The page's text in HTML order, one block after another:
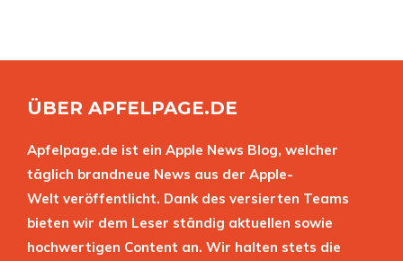
ÜBER APFELPAGE.DE
Apfelpage.de ist ein Apple News Blog, welcher
täglich brandneue News aus der Apple-
Welt veröffentlicht. Dank des versierten Teams
bieten wir dem Leser ständig aktuellen sowie
hochwertigen Content an. Wir halten stets die